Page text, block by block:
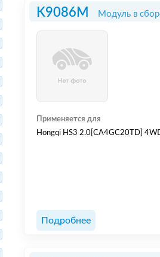
K9086M Модуль в
Применяется для
Hongqi HS3 2.0[CA4GC20TD]
Подробнее